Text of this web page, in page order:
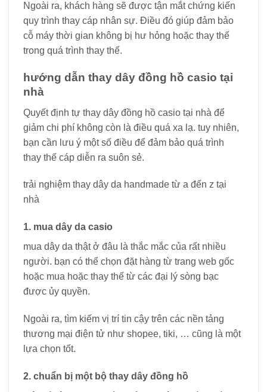
Ngoài ra, khách hàng sẽ được tận mắt chứng kiến ​​
quy trình thay cáp nhân sự. Điều đó giúp đảm bảo
cỗ máy thời gian không bị hư hỏng hoặc thay thế
trong quá trình thay thế.
hướng dẫn thay dây đồng hồ casio tại
nhà
Quyết định tự thay dây đồng hồ casio tại nhà để
giảm chi phí không còn là điều quá xa lạ. tuy nhiên,
bạn cần lưu ý một số điều để đảm bảo quá trình
thay thế cáp diễn ra suôn sẻ.
trải nghiệm thay dây da handmade từ a đến z tại
nhà
1. mua dây da casio
mua dây da thật ở đâu là thắc mắc của rất nhiều
người. bạn có thể chọn đặt hàng từ trang web gốc
hoặc mua hoặc thay thế từ các đại lý sòng bạc
được ủy quyền.
Ngoài ra, tìm kiếm vị trí tin cậy trên các nền tảng
thương mại điện tử như shopee, tiki, … cũng là một
lựa chọn tốt.
2. chuẩn bị một bộ thay dây đồng hồ